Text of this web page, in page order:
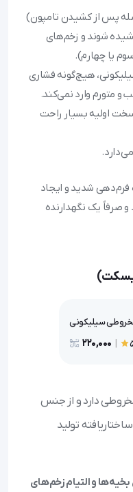
پس از کشیدن تامپون)
شوند و زخم‌های
یا چهارم).
هیچ‌گونه فشاری
و متورم وارد نمی‌کند.
اولیه بسیار راحت
فرم‌دهی شدید و ایجاد
صرفاً یک نگهدارنده
|
220,000
دارد و از جنس
تولید
و التیام زخم‌های